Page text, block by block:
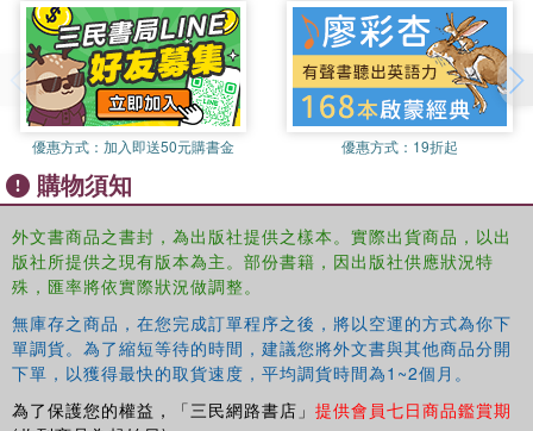
metaphysics, philosophy of mind, moral philosophy,
aesthetics and philosophy of religion as well as disciplines
beyond philosophy such as race, cognitive science,
psychiatry, literary criticism and psychoanalysis.
優惠方式： 加入即送50元購書金 優惠方式： 19折起
購物須知
外文書商品之書封，為出版社提供之樣本。實際出貨商品，以出
版社所提供之現有版本為主。部份書籍，因出版社供應狀況特
殊，匯率將依實際狀況做調整。
無庫存之商品，在您完成訂單程序之後，將以空運的方式為你下
單調貨。為了縮短等待的時間，建議您將外文書與其他商品分開
下單，以獲得最快的取貨速度，平均調貨時間為1~2個月。
為了保護您的權益，「三民網路書店」 提供會員七日商品鑑賞期